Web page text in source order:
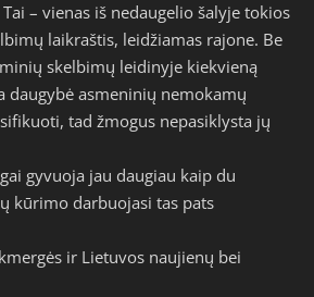
– vienas iš nedaugelio šalyje tokios
laikraštis, leidžiamas rajone. Be
skelbimų leidinyje kiekvieną
daugybė asmeninių nemokamų
tad žmogus nepasiklysta jų
gyvuoja jau daugiau kaip du
kūrimo darbuojasi tas pats
ir Lietuvos naujienų bei